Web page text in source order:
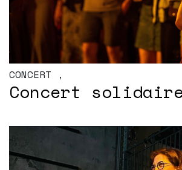
CONCERT ,
Concert